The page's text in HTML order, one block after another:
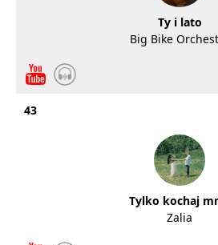
Ty i lato
Big Bike
43
Tylko kochaj
Zalia